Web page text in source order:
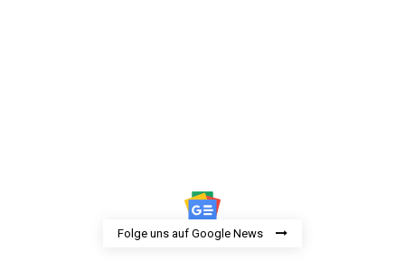
Folge uns auf Google News